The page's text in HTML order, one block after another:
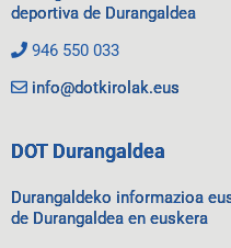
deportiva de Durangaldea
946 550 033
info@dotkirolak.eus
DOT Durangaldea
Durangaldeko informazioa
de Durangaldea en euskera